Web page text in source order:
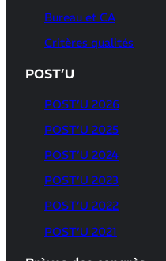
Bureau et CA
Critères qualités
POST’U
POST’U 2026
POST’U 2025
POST’U 2024
POST’U 2023
POST’U 2022
POST’U 2021